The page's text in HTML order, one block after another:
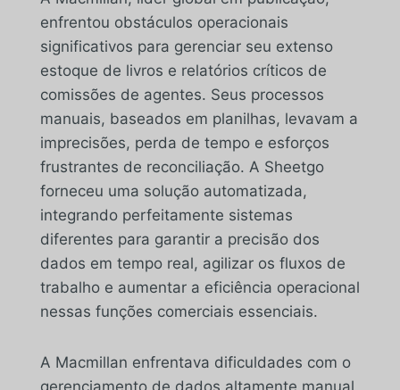
enfrentou obstáculos operacionais
significativos para gerenciar seu extenso
estoque de livros e relatórios críticos de
comissões de agentes. Seus processos
manuais, baseados em planilhas, levavam a
imprecisões, perda de tempo e esforços
frustrantes de reconciliação. A Sheetgo
forneceu uma solução automatizada,
integrando perfeitamente sistemas
diferentes para garantir a precisão dos
dados em tempo real, agilizar os fluxos de
trabalho e aumentar a eficiência operacional
nessas funções comerciais essenciais.
A Macmillan enfrentava dificuldades com o
gerenciamento de dados altamente manual